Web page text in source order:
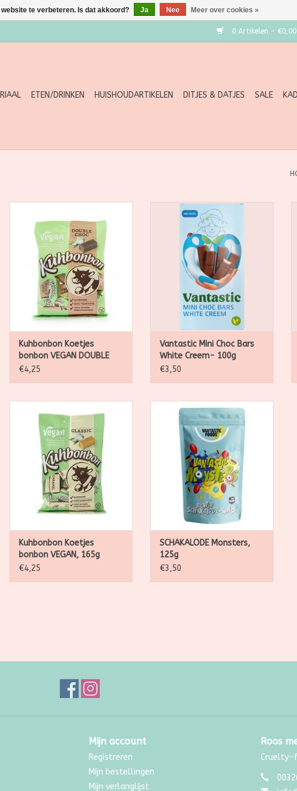
0 Artikelen - €0,00
ETEN/DRINKEN HUISHOUDARTIKELEN DITJES & DATJES SALE
CHOC, 165g Lekkere zachte
caramel bonbon
TOEVOEGEN AAN WINKELWAGEN
Kuhbonbon Koetjes
bonbon VEGAN DOUBLE
CHOC, 165g
€4,25
lekkere mini chocolade bars
Vantastic Mini Choc Bars
White Creem- 100g
€3,50
Lekkere zachte karamel bonbon
Kuhbonbon Koetjes
bonbon VEGAN, 165g
€4,25
Lekkere vegan chocolade
confetti's.
SCHAKALODE Monsters,
125g
€3,50
Mijn account
Registreren
Mijn bestellingen
Mijn verlanglijst
Roos
Cruelty-
te verbeteren. Is dat akkoord? Ja Nee Meer over cookies »